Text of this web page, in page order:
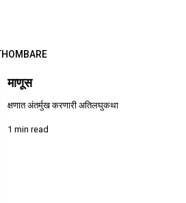
माणूस
क्षणात अंतर्मुख करणारी अतिलघुकथा
1 min read